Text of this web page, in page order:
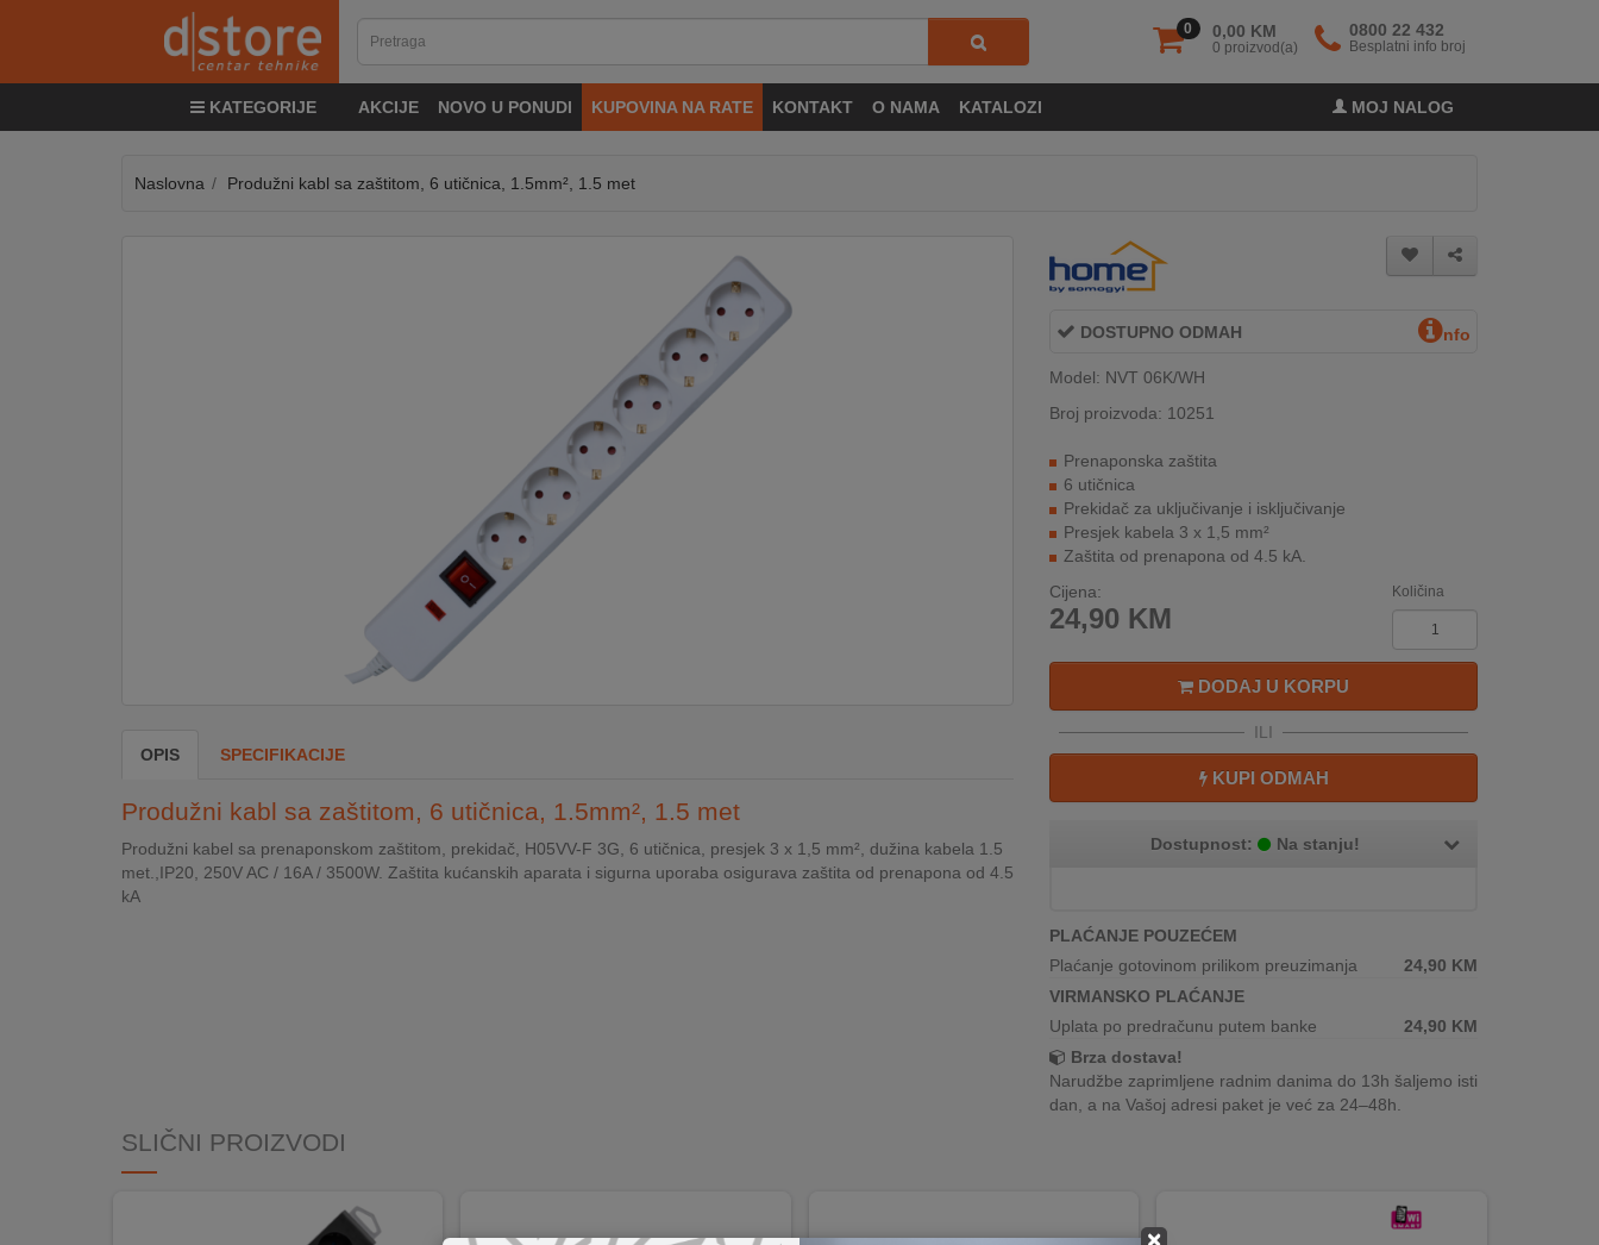
0 0,00 KM
0 proizvod(a)
0800 22 432
Besplatni info broj
KATEGORIJE AKCIJE NOVO U PONUDI KUPOVINA NA RATE KONTAKT O NAMA KATALOZI MOJ NALOG
&
KLIMATIZACIJA
×
Naslovna Produžni kabl sa zaštitom, 6 utičnica, 1.5mm², 1.5 met
OPIS SPECIFIKACIJE
Produžni kabl sa zaštitom, 6 utičnica, 1.5mm², 1.5 met
Produžni kabel sa prenaponskom zaštitom, prekidač, H05VV-F 3G, 6 utičnica, presjek 3 x 1,5 mm², dužina kabela 1.5
met.,IP20, 250V AC / 16A / 3500W. Zaštita kućanskih aparata i sigurna uporaba osigurava zaštita od prenapona od 4.5
kA
DOSTUPNO ODMAH nfo
Model: NVT 06K/WH
Broj proizvoda: 10251
Prenaponska zaštita
6 utičnica
Prekidač za uključivanje i isključivanje
Presjek kabela 3 x 1,5 mm²
Zaštita od prenapona od 4.5 kA.
Cijena:
24,90 KM
Količina
DODAJ U KORPU
ILI
KUPI ODMAH
Dostupnost: Na stanju!
PLAĆANJE POUZEĆEM
Plaćanje gotovinom prilikom preuzimanja
24,90 KM
VIRMANSKO PLAĆANJE
Uplata po predračunu putem banke
24,90 KM
Brza dostava!
Narudžbe zaprimljene radnim danima do 13h šaljemo isti
dan, a na Vašoj adresi paket je već za 24–48h.
SLIČNI PROIZVODI